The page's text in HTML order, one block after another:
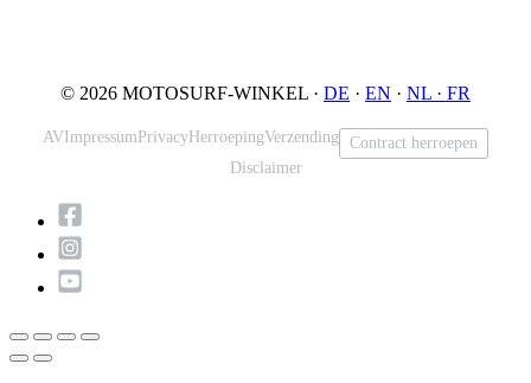
© 2026 MOTOSURF-WINKEL · DE · EN · NL · FR
AVImpressumPrivacyHerroepingVerzending
Contract herroepen
Disclaimer
Scroll
naar